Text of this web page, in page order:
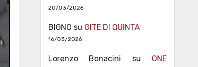
20/03/2026
BIGNO su GITE DI QUINTA
16/03/2026
Lorenzo Bonacini su ONE